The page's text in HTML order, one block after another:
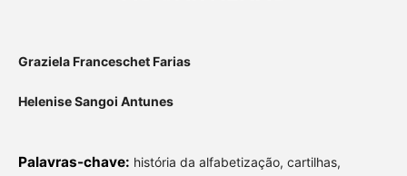
Graziela Franceschet Farias
Helenise Sangoi Antunes
Palavras-chave: história da alfabetização, cartilhas,